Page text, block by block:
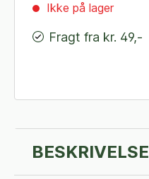
Ikke på lager
Fragt fra kr. 49,-
BESKRIVELSE